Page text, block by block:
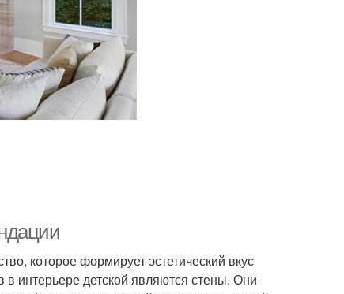
которое формирует эстетический вкус
интерьере детской являются стены. Они